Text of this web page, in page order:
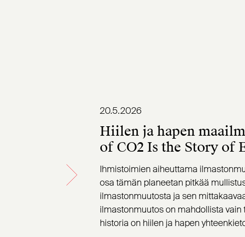
20.5.2026
Hiilen ja hapen
of CO2 Is the Story of
Ihmistoimien aiheuttama
osa tämän planeetan pitkää
ilmastonmuutosta ja sen
ilmastonmuutos on mahdollista
historia on hiilen ja hapen